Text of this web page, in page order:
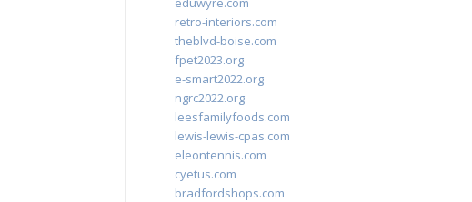
retro-interiors.com
theblvd-boise.com
fpet2023.org
e-smart2022.org
ngrc2022.org
leesfamilyfoods.com
lewis-lewis-cpas.com
eleontennis.com
cyetus.com
bradfordshops.com